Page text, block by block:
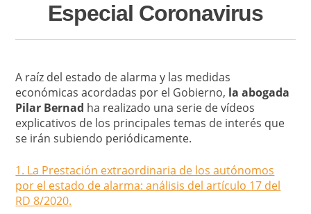
Especial Coronavirus
A raíz del estado de alarma y las medidas
económicas acordadas por el Gobierno, la abogada
Pilar Bernad ha realizado una serie de vídeos
explicativos de los principales temas de interés que
se irán subiendo periódicamente.
1. La Prestación extraordinaria de los autónomos
por el estado de alarma: análisis del artículo 17 del
RD 8/2020.